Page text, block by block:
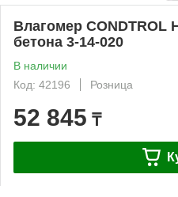
Влагомер CONDTROL
бетона 3-14-020
В наличии
Код: 42196
Розница
52 845 ₸